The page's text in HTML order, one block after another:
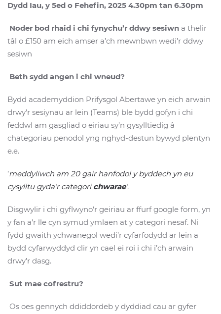
Dydd Iau, y 5ed o Fehefin, 2025 4.30pm tan 6.30pm
Noder bod rhaid i chi fynychu’r ddwy sesiwn a thelir
tâl o £150 am eich amser a’ch mewnbwn wedi’r ddwy
sesiwn
Beth sydd angen i chi wneud?
Bydd academyddion Prifysgol Abertawe yn eich arwain
drwy’r sesiynau ar lein (Teams) ble bydd gofyn i chi
feddwl am gasgliad o eiriau sy’n gysylltiedig â
chategoriau penodol yng nghyd-destun bywyd plentyn
e.e.
’meddyliwch am 20 gair hanfodol y byddech yn eu
cysylltu gyda’r categorichwarae’.
Disgwylir i chi gyflwyno’r geiriau ar ffurf google form, yn
y fan a’r lle cyn symud ymlaen at y categori nesaf. Ni
fydd gwaith ychwanegol wedi’r cyfarfodydd ar lein a
bydd cyfarwyddyd clir yn cael ei roi i chi i’ch arwain
drwy’r dasg.
Sut mae cofrestru?
Os oes gennych ddiddordeb y dyddiad cau ar gyfer